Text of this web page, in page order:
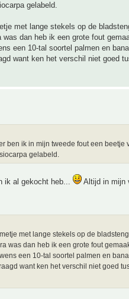
gelabeld.
met lange stekels op de
dan heb ik een grote fout
een 10-tal soortel palmen en
want ken het verschil niet goed
ben ik in mijn tweede fout een beetje
gelabeld.
ik al gekocht heb...
Altijd in mijn
met lange stekels op de
was dan heb ik een grote fout
een 10-tal soortel palmen en
want ken het verschil niet goed